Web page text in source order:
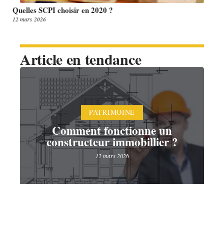
Quelles SCPI choisir en 2020 ?
12 mars 2026
Article en tendance
PATRIMOINE
Comment fonctionne un
constructeur immobillier ?
12 mars 2026